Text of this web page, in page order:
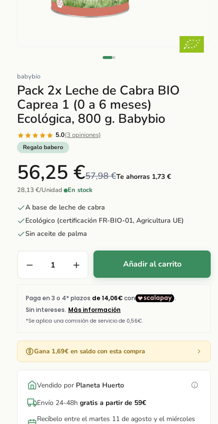
multimedia
1
en
una
ventana
babybio
Pack 2x Leche de Cabra BIO
Caprea 1 (0 a 6 meses)
Ecológica, 800 g. Babybio
5.0(3 opiniones)
Regalo babero
56,25 €57,98 €Te ahorras 1,73 €
28,13 €/Unidad· En stock
A base de leche de cabra
Ecológico (certificación FR-BIO-01, Agricultura UE)
Sin aceite de palma
Añadir al carrito
Gana 1,69€ en saldo con esta compra
Vendido por Planeta Huerto
Envío 24-48h gratis a partir de 59€
Recíbelo entre el martes 11 de agosto y el miércoles